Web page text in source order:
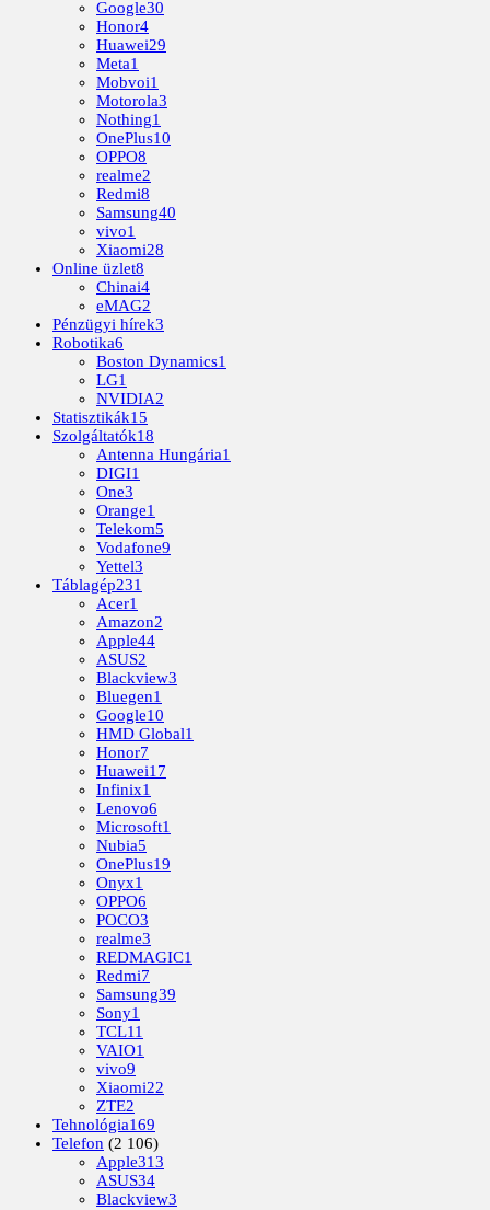
Google30
Honor4
Huawei29
Meta1
Mobvoi1
Motorola3
Nothing1
OnePlus10
OPPO8
realme2
Redmi8
Samsung40
vivo1
Xiaomi28
Online üzlet8
Chinai4
eMAG2
Pénzügyi hírek3
Robotika6
Boston Dynamics1
LG1
NVIDIA2
Statisztikák15
Szolgáltatók18
Antenna Hungária1
DIGI1
One3
Orange1
Telekom5
Vodafone9
Yettel3
Táblagép231
Acer1
Amazon2
Apple44
ASUS2
Blackview3
Bluegen1
Google10
HMD Global1
Honor7
Huawei17
Infinix1
Lenovo6
Microsoft1
Nubia5
OnePlus19
Onyx1
OPPO6
POCO3
realme3
REDMAGIC1
Redmi7
Samsung39
Sony1
TCL11
VAIO1
vivo9
Xiaomi22
ZTE2
Tehnológia169
Telefon (2 106)
Apple313
ASUS34
Blackview3